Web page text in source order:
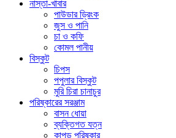
নাস্তা-খাবার
পাউডার ড্রিংক
জুস ও পানি
চা ও কফি
কোমল পানীয়
বিস্কুট
চিপস
পপুলার বিস্কুট
মুরি চিরা চানাচুর
পরিষ্কারের সরঞ্জাম
বাসন ধোয়া
ব্যক্তিগত যত্ন
কাপড় পরিষ্কার